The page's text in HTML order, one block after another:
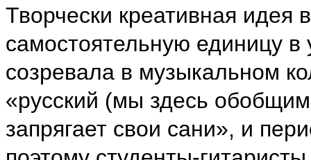
Творчески креативная идея
самостоятельную единицу
созревала в музыкальном
«русский (мы здесь
запрягает свои сани», и